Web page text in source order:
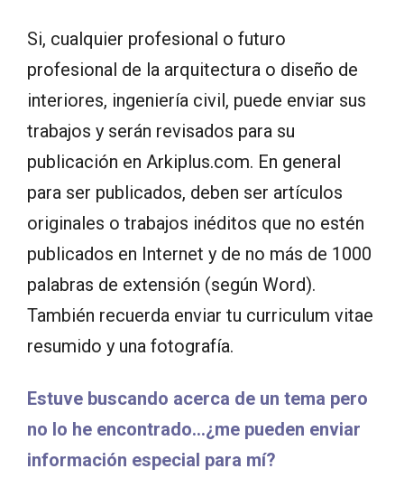
Si, cualquier profesional o futuro
profesional de la arquitectura o diseño de
interiores, ingeniería civil, puede enviar sus
trabajos y serán revisados para su
publicación en Arkiplus.com. En general
para ser publicados, deben ser artículos
originales o trabajos inéditos que no estén
publicados en Internet y de no más de 1000
palabras de extensión (según Word).
También recuerda enviar tu curriculum vitae
resumido y una fotografía.
Estuve buscando acerca de un tema pero
no lo he encontrado…¿me pueden enviar
información especial para mí?